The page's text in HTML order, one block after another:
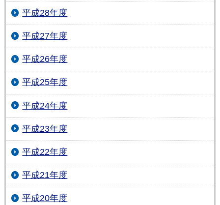
平成28年度
平成27年度
平成26年度
平成25年度
平成24年度
平成23年度
平成22年度
平成21年度
平成20年度